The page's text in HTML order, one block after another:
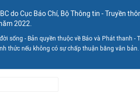
do Cục Báo Chí, Bộ Thông tin - Truyền
2022.
sống - Bản quyền thuộc về Báo và Phát thanh -
thức nếu không có sự chấp thuận bằng văn bản.